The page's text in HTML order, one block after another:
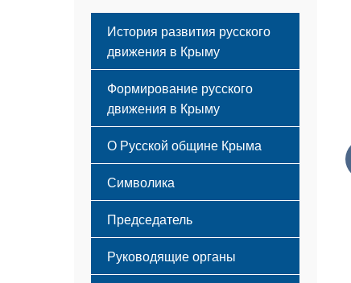
История развития русского
движения в Крыму
Формирование русского
движения в Крыму
Русский Крым
О Русской общине Крыма
Этапы становления
Принципы деятельности
Структура
Мероприятия
Символика
Флаг
Герб
Гимн
Председатель
Руководящие органы